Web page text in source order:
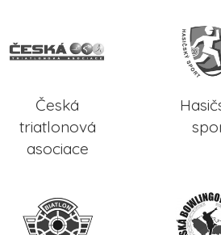
Česká
triatlonová
asociace